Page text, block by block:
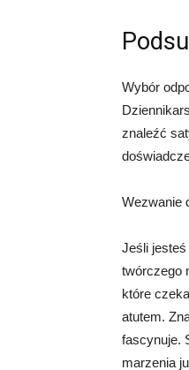
Wybór
znaleźć
Wezwanie
Jeśli
twórczego
które
atutem.
fascynuje.
marzenia